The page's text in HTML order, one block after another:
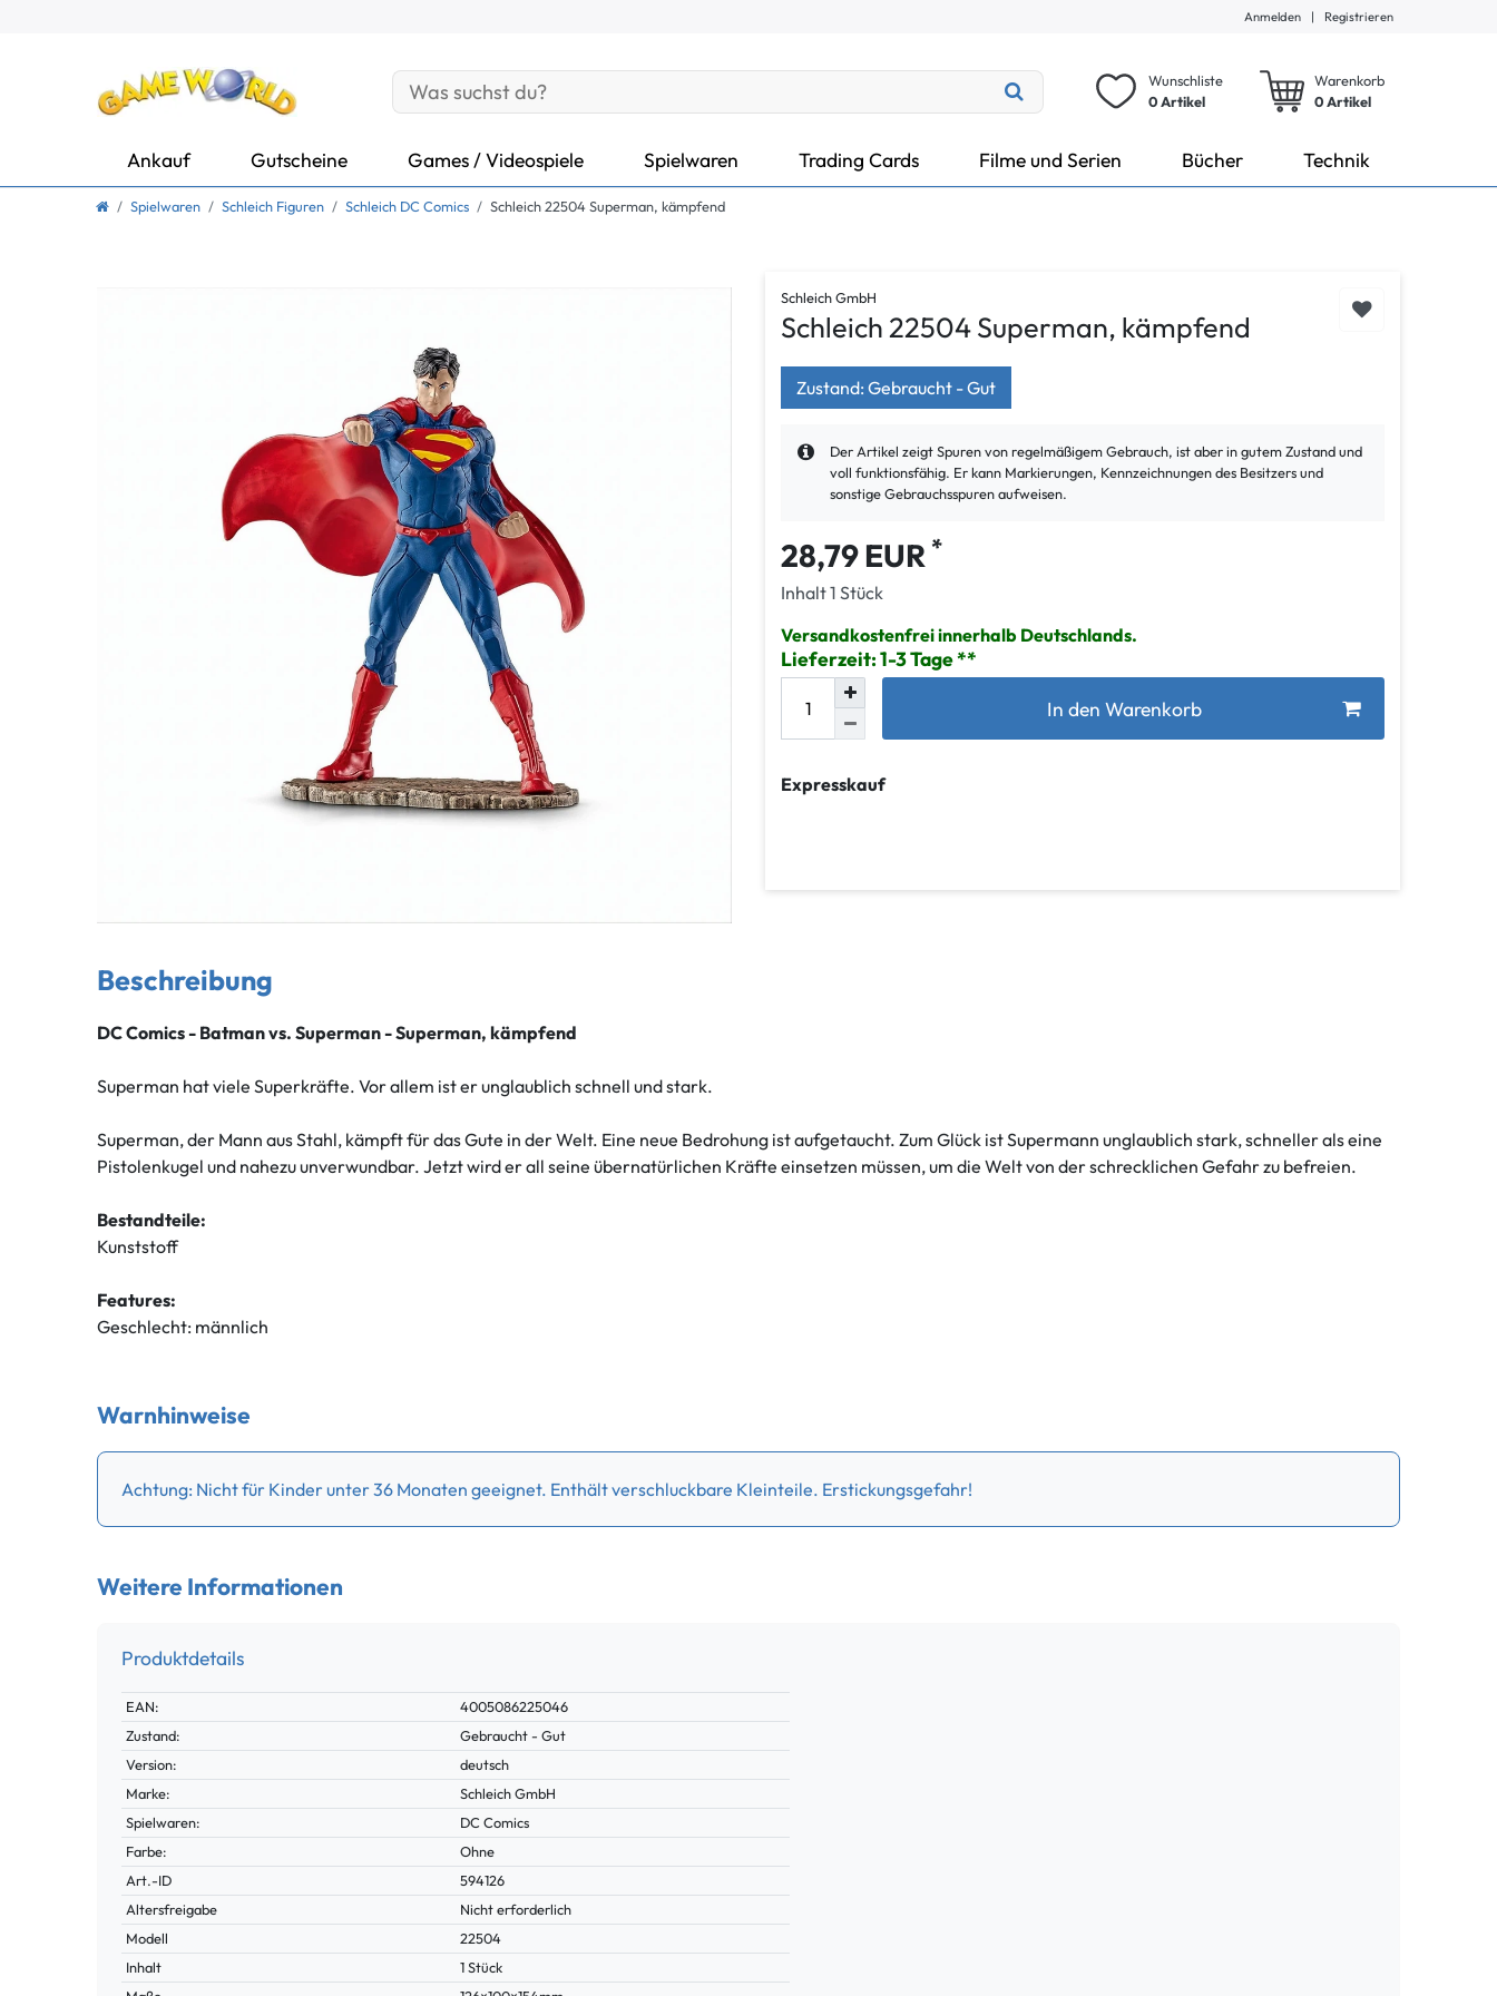
Anmelden | Registrieren
Wunschliste
0 Artikel
Warenkorb
0Artikel
Ankauf Gutscheine Games / Videospiele Spielwaren Trading Cards Filme und Serien Bücher Technik
Spielwaren Schleich Figuren Schleich DC Comics Schleich 22504 Superman, kämpfend
Schleich GmbH
Schleich 22504 Superman, kämpfend
Zustand: Gebraucht - Gut
Der Artikel zeigt Spuren von regelmäßigem Gebrauch, ist aber in gutem Zustand und
voll funktionsfähig. Er kann Markierungen, Kennzeichnungen des Besitzers und
sonstige Gebrauchsspuren aufweisen.
28,79 EUR *
Inhalt1 Stück
Versandkostenfrei innerhalb Deutschlands.
Lieferzeit: 1-3 Tage
In den Warenkorb
Expresskauf
Beschreibung
DC Comics - Batman vs. Superman - Superman, kämpfend
Superman hat viele Superkräfte. Vor allem ist er unglaublich schnell und stark.
Superman, der Mann aus Stahl, kämpft für das Gute in der Welt. Eine neue Bedrohung ist aufgetaucht. Zum Glück ist Supermann unglaublich stark, schneller als eine
Pistolenkugel und nahezu unverwundbar. Jetzt wird er all seine übernatürlichen Kräfte einsetzen müssen, um die Welt von der schrecklichen Gefahr zu befreien.
Bestandteile:
Kunststoff
Features:
Geschlecht: männlich
Warnhinweise
Achtung: Nicht für Kinder unter 36 Monaten geeignet. Enthält verschluckbare Kleinteile. Erstickungsgefahr!
Weitere Informationen
Produktdetails
Technisches
Merkmal
Wert
EAN:
4005086225046
Zustand:
Gebraucht - Gut
Version:
deutsch
Marke:
Schleich GmbH
Spielwaren:
DC Comics
Farbe:
Ohne
Technisches
Merkmal
Wert
Art.-ID
594126
Altersfreigabe
Nicht erforderlich
Modell
22504
Inhalt
1 Stück